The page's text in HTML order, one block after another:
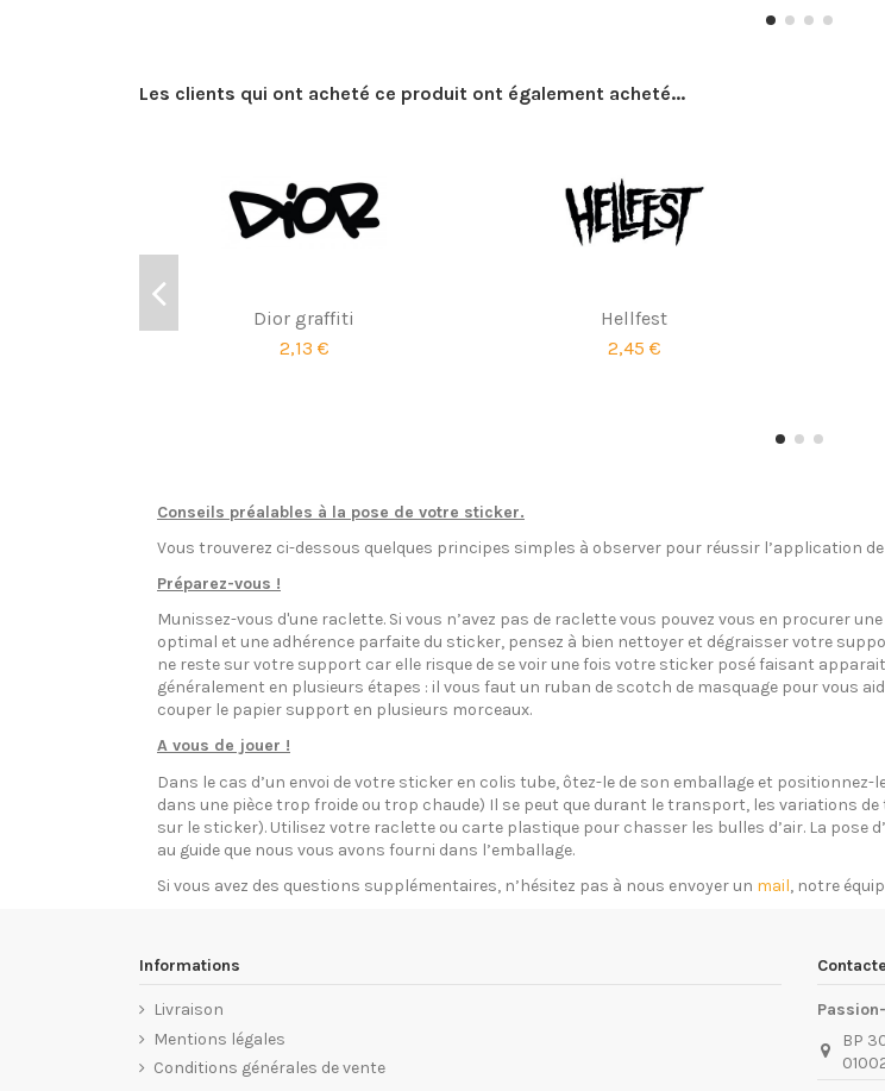
Les clients qui ont acheté ce produit ont également acheté...
Dior graffiti
2,13 €
Hellfest
2,45 €
Conseils préalables à la pose de votre sticker.
Vous trouverez ci-dessous quelques principes simples à observer pour réussir l’application
Préparez-vous !
Munissez-vous d'une raclette. Si vous n’avez pas de raclette vous pouvez vous en procurer une
optimal et une adhérence parfaite du sticker, pensez à bien nettoyer et dégraisser votre
ne reste sur votre support car elle risque de se voir une fois votre sticker posé faisant
généralement en plusieurs étapes : il vous faut un ruban de scotch de masquage pour vous
couper le papier support en plusieurs morceaux.
A vous de jouer !
Dans le cas d’un envoi de votre sticker en colis tube, ôtez-le de son emballage et
dans une pièce trop froide ou trop chaude) Il se peut que durant le transport, les variations
sur le sticker). Utilisez votre raclette ou carte plastique pour chasser les bulles d’air. La pose
au guide que nous vous avons fourni dans l’emballage.
Si vous avez des questions supplémentaires, n’hésitez pas à nous envoyer un mail, notre
Informations
Livraison
Mentions légales
Conditions générales de vente
BP